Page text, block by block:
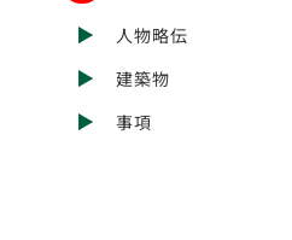
人物略伝
建築物
事項